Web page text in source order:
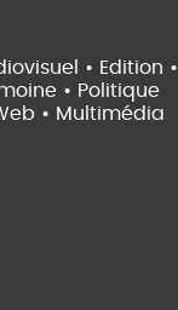
• Edition •
• Politique
• Multimédia